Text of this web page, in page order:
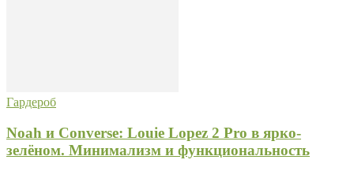
Гардероб
Noah и Converse: Louie Lopez 2 Pro в ярко-
зелёном. Минимализм и функциональность